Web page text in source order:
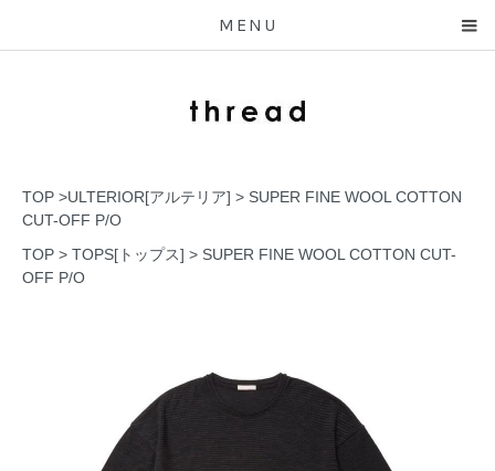
MENU
TOP >ULTERIOR[アルテリア] > SUPER FINE WOOL COTTON
CUT-OFF P/O
TOP > TOPS[トップス] > SUPER FINE WOOL COTTON CUT-
OFF P/O